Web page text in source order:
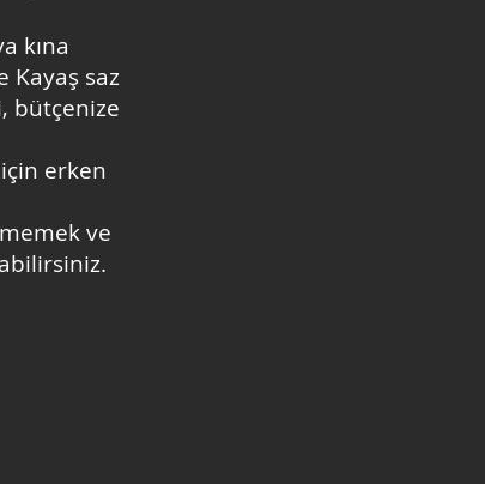
kına
Kayaş saz
bütçenize
erken
ve